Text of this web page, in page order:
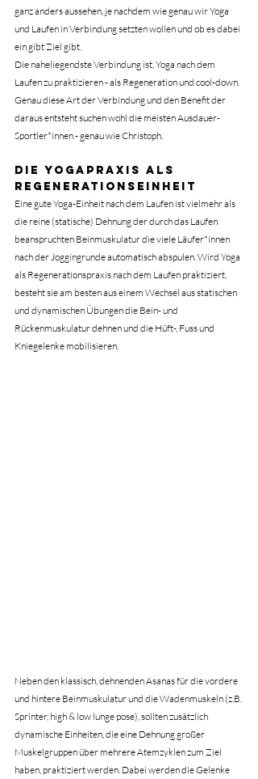
ganz anders aussehen, je nachdem wie genau wir Yoga
und Laufen in Verbindung setzten wollen und ob es dabei
ein gibt Ziel gibt.
Die naheliegendste Verbindung ist, Yoga nach dem
Laufen zu praktizieren - als Regeneration und cool-down.
Genau diese Art der Verbindung und den Benefit der
daraus entsteht suchen wohl die meisten Ausdauer-
Sportler*innen - genau wie Christoph.
Die Yogapraxis als
Regenerationseinheit
Eine gute Yoga-Einheit nach dem Laufen ist vielmehr als
die reine (statische) Dehnung der durch das Laufen
beanspruchten Beinmuskulatur die viele Läufer*innen
nach der Joggingrunde automatisch abspulen. Wird Yoga
als Regenerationspraxis nach dem Laufen praktiziert,
besteht sie am besten aus einem Wechsel aus statischen
und dynamischen Übungen die Bein- und
Rückenmuskulatur dehnen und die Hüft-, Fuss und
Kniegelenke mobilisieren.
Neben den klassisch, dehnenden Asanas für die vordere
und hintere Beinmuskulatur und die Wadenmuskeln (z.B.
Sprinter, high & low lunge pose), sollten zusätzlich
dynamische Einheiten, die eine Dehnung großer
Muskelgruppen über mehrere Atemzyklen zum Ziel
haben, praktiziert werden. Dabei werden die Gelenke